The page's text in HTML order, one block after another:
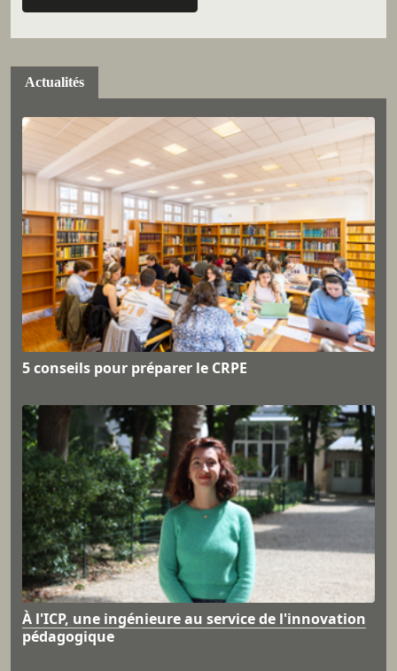
Actualités
5 conseils pour préparer le CRPE
À l'ICP, une ingénieure au service de l'innovation
pédagogique